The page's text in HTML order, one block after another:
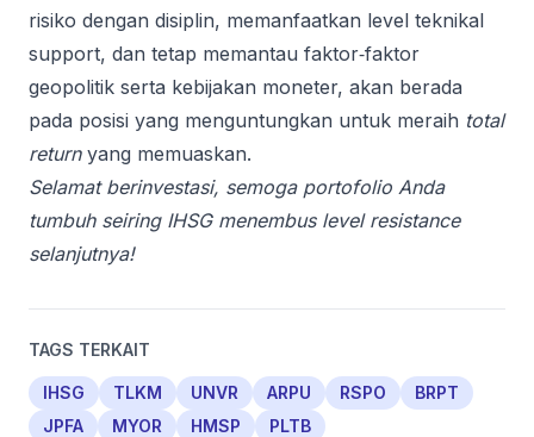
risiko dengan disiplin, memanfaatkan level teknikal
support, dan tetap memantau faktor‑faktor
geopolitik serta kebijakan moneter, akan berada
pada posisi yang menguntungkan untuk meraih total
returnyang memuaskan.
Selamat berinvestasi, semoga portofolio Anda
tumbuh seiring IHSG menembus level resistance
selanjutnya!
TAGS TERKAIT
IHSG TLKM UNVR ARPU RSPO
BRPT
JPFA
MYOR HMSP PLTB